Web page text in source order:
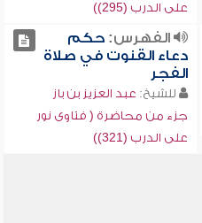
على الدرب (295))
الفهرس:حكم
دعاء القنوت في صلاة
الفجر
للشيخ: عبد العزيز بن باز
جزء من محاضرة ( فتاوى نور
على الدرب (321))